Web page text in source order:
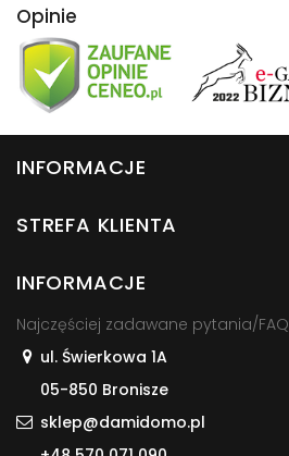
Opinie
INFORMACJE
STREFA KLIENTA
INFORMACJE
Najczęściej zadawane pytania/FAQ
ul. Świerkowa 1A
05-850 Bronisze
sklep@damidomo.pl